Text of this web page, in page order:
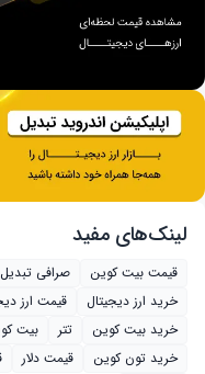
لینک‌های مفید
قیمت بیت کوین صرافی تبدیل
خرید ارز دیجیتال
قیمت ارز
خرید بیت‌ کوین
تتر بیت
خرید تون کوین
قیمت دلار